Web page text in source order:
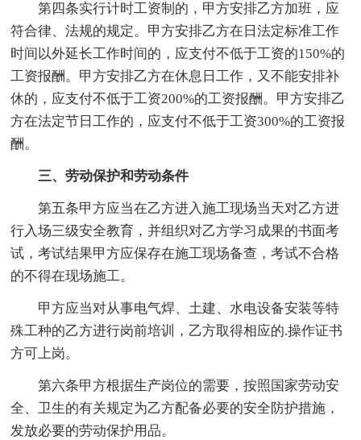
第四条实行计时工资制的，甲方安排乙方加班，应
符合律、法规的规定。甲方安排乙方在日法定标准工作
时间以外延长工作时间的，应支付不低于工资的150%的
工资报酬。甲方安排乙方在休息日工作，又不能安排补
休的，应支付不低于工资200%的工资报酬。甲方安排乙
方在法定节日工作的，应支付不低于工资300%的工资报
酬。
三、劳动保护和劳动条件
第五条甲方应当在乙方进入施工现场当天对乙方进
行入场三级安全教育，并组织对乙方学习成果的书面考
试，考试结果甲方应保存在施工现场备查，考试不合格
的不得在现场施工。
甲方应当对从事电气焊、土建、水电设备安装等特
殊工种的乙方进行岗前培训，乙方取得相应的.操作证书
方可上岗。
第六条甲方根据生产岗位的需要，按照国家劳动安
全、卫生的有关规定为乙方配备必要的安全防护措施，
发放必要的劳动保护用品。